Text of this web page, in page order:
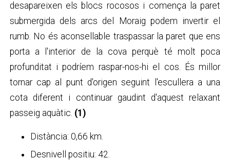
desapareixen els blocs rocosos i comença la paret
submergida dels arcs del Moraig podem invertir el
rumb. No és aconsellable traspassar la paret que ens
porta a l'interior de la cova perquè té molt poca
profunditat i podríem raspar-nos-hi el cos. És millor
tornar cap al punt d'origen seguint l'escullera a una
cota diferent i continuar gaudint d'aquest relaxant
passeig aquàtic. (1)
Distància: 0,66 km.
Desnivell positiu: 42.